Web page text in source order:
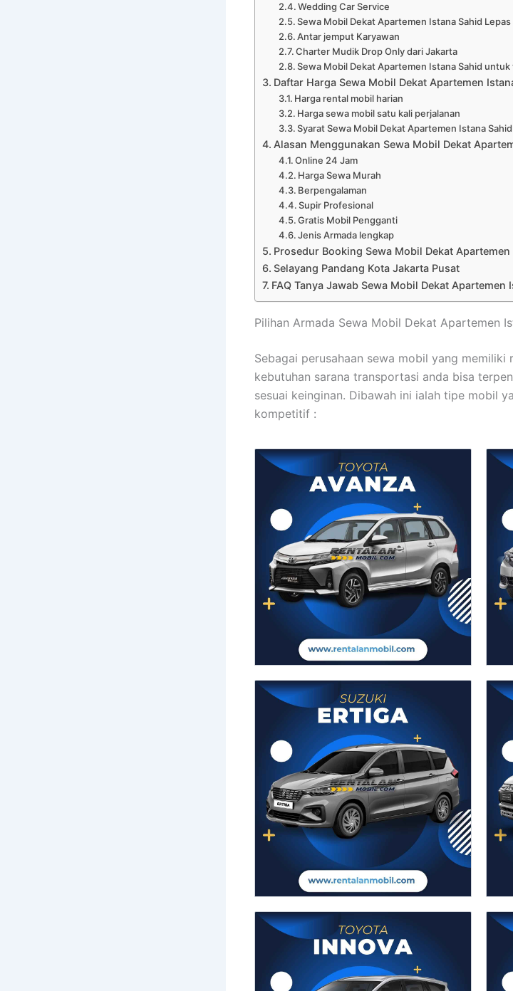
Wedding Car Service
Sewa Mobil Dekat Apartemen Istana Sahid
Antar jemput Karyawan
Charter Mudik Drop Only dari Jakarta
Sewa Mobil Dekat Apartemen Istana Sahid untuk
Daftar Harga Sewa Mobil Dekat Apartemen
Harga rental mobil harian
Harga sewa mobil satu kali perjalanan
Syarat Sewa Mobil Dekat Apartemen Istana Sahid
Alasan Menggunakan Sewa Mobil Dekat
Online 24 Jam
Harga Sewa Murah
Berpengalaman
Supir Profesional
Gratis Mobil Pengganti
Jenis Armada lengkap
Prosedur Booking Sewa Mobil Dekat Apartemen
Selayang Pandang Kota Jakarta Pusat
FAQ Tanya Jawab Sewa Mobil Dekat Apartemen
Pilihan Armada Sewa Mobil Dekat Apartemen
Sebagai perusahaan sewa mobil yang
kebutuhan sarana transportasi anda bisa
sesuai keinginan. Dibawah ini ialah tipe mobil
kompetitif :